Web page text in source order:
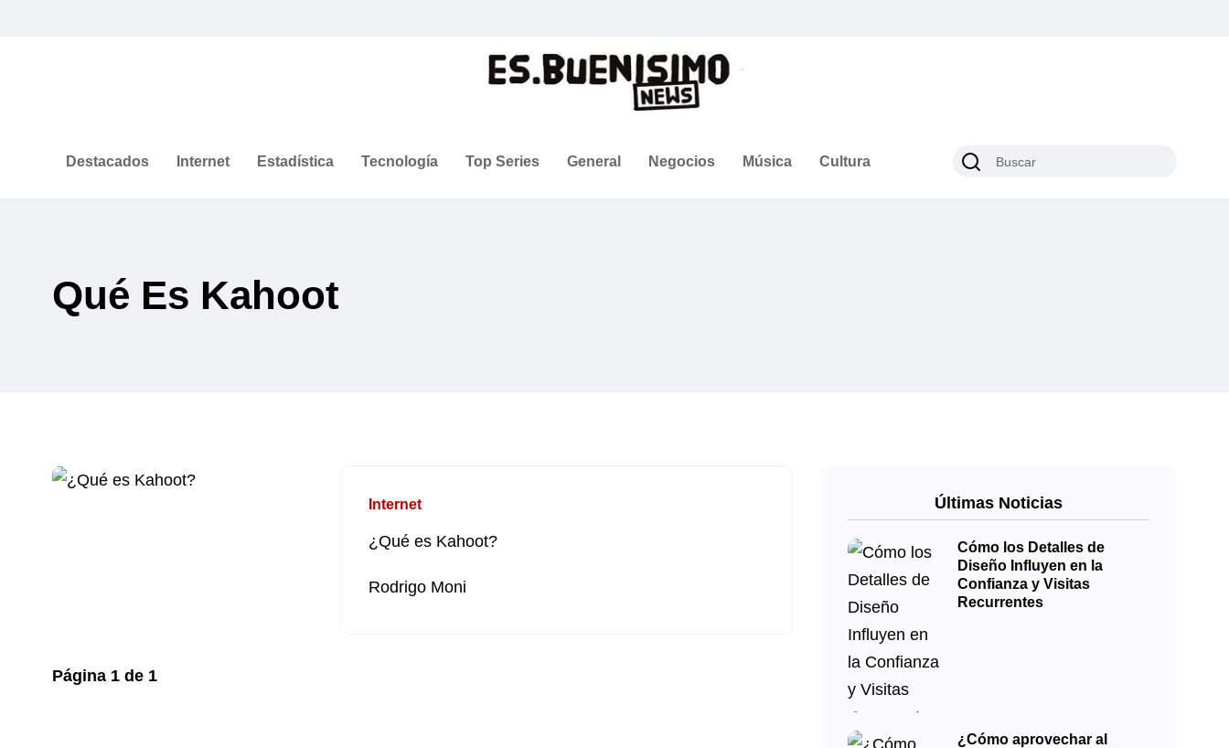
Destacados Internet Estadística Tecnología Top Series General Negocios Música Cultura
Qué Es Kahoot
Internet
¿Qué es Kahoot?
Rodrigo Moni
Página 1 de 1
Últimas Noticias
Cómo los Detalles de
Diseño Influyen en la
Confianza y Visitas
Recurrentes
¿Cómo aprovechar al